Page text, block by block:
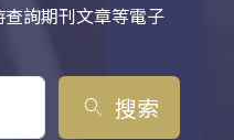
詢期刊文章等電子
search 搜索